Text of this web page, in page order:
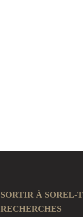
SORTIR À SOREL-
RECHERCHES